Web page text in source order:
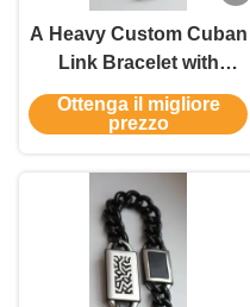
A Heavy Custom Cuban
Link Bracelet with
Vintage Carving
Ottenga il migliore
prezzo